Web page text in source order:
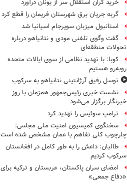
خرید گران استقلال سر از یونان درآورد
گربه جریان برق شهرستان فریمان را قطع کرد
استانبول میزبان سوپرجام اسپانیا شد
گفت وگوی تلفنی مودی و نتانیاهو درباره
تحولات منطقه‌ای
کوبا: با تهدید نظامی از سوی ایالات متحده
روبه‌رو هستیم
توسل رفیق آرژانتینی نتانیاهو به سرکوب
نشست خبری رئیس‌جمهور همزمان با روز
خبرنگار برگزار می‌شود
ترامپ سوئیس را تهدید کرد
سخنگوی کمیسیون امنیت ملی مجلس:
چارچوب کلی تفاهم با عمان مشخص شده است
طالبان: داعش را به طور کامل در افغانستان
سرکوب کردیم
امضای سران پاکستان، عربستان و ترکیه برای
«دفاع جمعی»